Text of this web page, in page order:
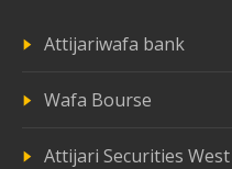
Attijariwafa bank
Wafa Bourse
Attijari Securities